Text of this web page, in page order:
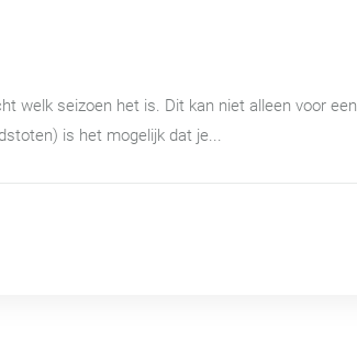
welk seizoen het is. Dit kan niet alleen voor een
is het mogelijk dat je...